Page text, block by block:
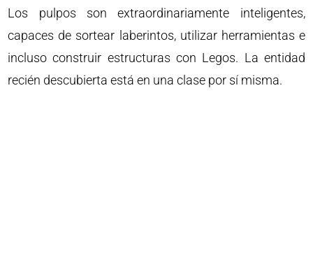
Los pulpos son extraordinariamente inteligentes,
capaces de sortear laberintos, utilizar herramientas e
incluso construir estructuras con Legos. La entidad
recién descubierta está en una clase por sí misma.